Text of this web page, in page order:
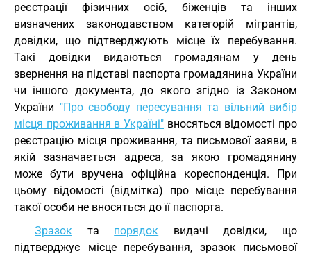
реєстрації фізичних осіб, біженців та інших
визначених законодавством категорій мігрантів,
довідки, що підтверджують місце їх перебування.
Такі довідки видаються громадянам у день
звернення на підставі паспорта громадянина України
чи іншого документа, до якого згідно із Законом
України "Про свободу пересування та вільний вибір
місця проживання в Україні" вносяться відомості про
реєстрацію місця проживання, та письмової заяви, в
якій зазначається адреса, за якою громадянину
може бути вручена офіційна кореспонденція. При
цьому відомості (відмітка) про місце перебування
такої особи не вносяться до її паспорта.
Зразок та порядок видачі довідки, що
підтверджує місце перебування, зразок письмової